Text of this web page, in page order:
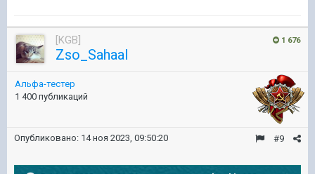
1 676
[KGB]
Zso_Sahaal
Альфа-тестер
1 400 публикаций
#9
Опубликовано: 14 ноя 2023, 09:50:20